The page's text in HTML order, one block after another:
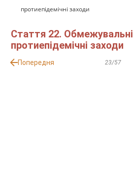
протиепідемічні заходи
Стаття 22. Обмежувальні
протиепідемічні заходи
Попередня 23/57